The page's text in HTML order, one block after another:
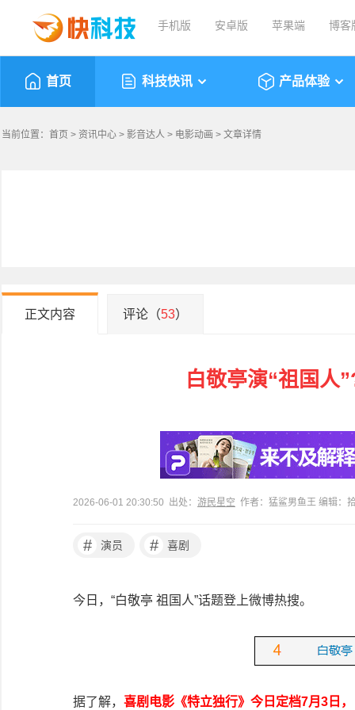
手机版 安卓版 苹果端 博客
首页 科技快讯 产品体验
当前位置： 首页 > 资讯中心 > 影音达人 > 电影动画 > 文章详情
正文内容 评论（53）
白敬亭演“祖国人
2026-06-01 20:30:50 出处： 游民星空 作者：猛鲨男鱼王 编辑：
# 演员 # 喜剧
今日，“白敬亭 祖国人”话题登上微博热搜。
据了解， 喜剧电影《特立独行》今日定档7月3日